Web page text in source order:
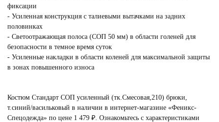
фиксации
- Усиленная конструкция с талиевыми вытачками на задних
половинках
- Светоотражающая полоса (СОП 50 мм) в области голеней для
безопасности в темное время суток
- Усиленные накладки в области коленей для максимальной защиты
в зонах повышенного износа
Костюм Стандарт СОП усиленный (тк.Смесовая,210) брюки,
т.синий/васильковый в наличии в интернет-магазине «Феникс-
Спецодежда» по цене 1 479 ₽. Ознакомьтесь с характеристиками